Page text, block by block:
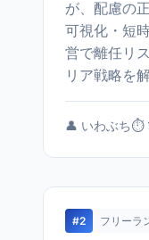
が、配慮の
可視化・短
営で離任リ
リア戦略を解
👤 いわぶち⏱️
#2 フリーラ